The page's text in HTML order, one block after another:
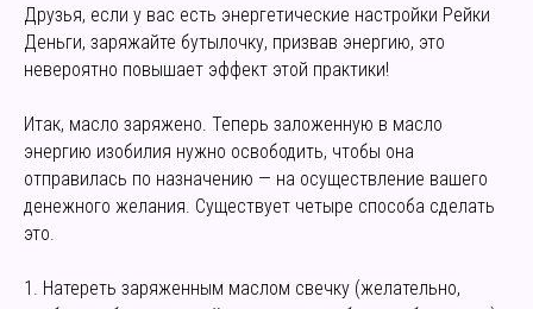
Друзья, если у вас есть энергетические настройки Рейки
Деньги, заряжайте бутылочку, призвав энергию, это
невероятно повышает эффект этой практики!
Итак, масло заряжено. Теперь заложенную в масло
энергию изобилия нужно освободить, чтобы она
отправилась по назначению — на осуществление вашего
денежного желания. Существует четыре способа сделать
это.
1. Натереть заряженным маслом свечку (желательно,